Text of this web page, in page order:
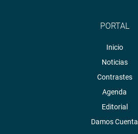
PORTAL
Inicio
Noticias
Contrastes
Agenda
Editorial
Damos Cuenta